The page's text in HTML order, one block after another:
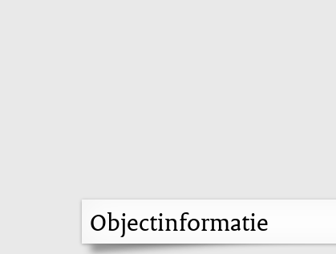
Objectinformatie